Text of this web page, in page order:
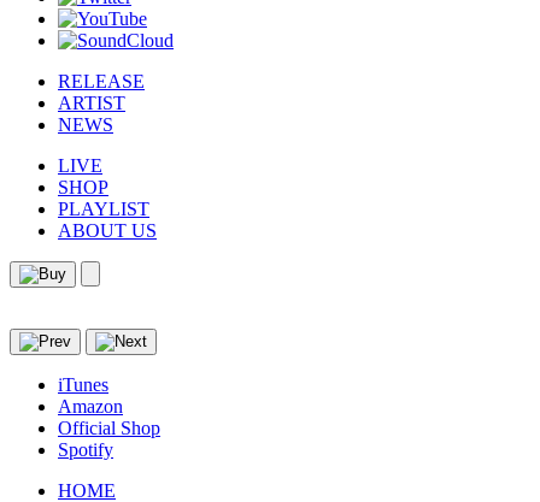
RELEASE
ARTIST
NEWS
LIVE
SHOP
PLAYLIST
ABOUT US
iTunes
Amazon
Official Shop
Spotify
HOME